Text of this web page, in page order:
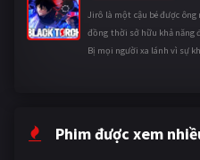
Jirô là một cậu bé được
đồng thời sở hữu khả năng
Bị mọi người xa lánh vì sự
Phim được xem